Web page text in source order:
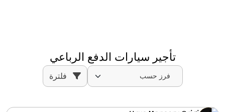
تأجير سيارات الدفع الرباعي
فلترة